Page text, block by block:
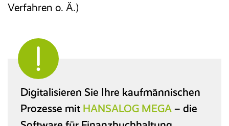
Verfahren o. Ä.)
Digitalisieren Sie Ihre kaufmännischen
Prozesse mit HANSALOG MEGA – die